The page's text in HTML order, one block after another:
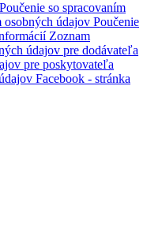
Poučenie so spracovaním
osobných údajov Poučenie
Zoznam
údajov pre dodávateľa
pre poskytovateľa
Facebook - stránka